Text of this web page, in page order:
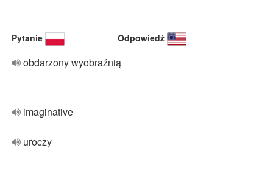
Pytanie Odpowiedź
obdarzony wyobraźnią
imaginative
uroczy